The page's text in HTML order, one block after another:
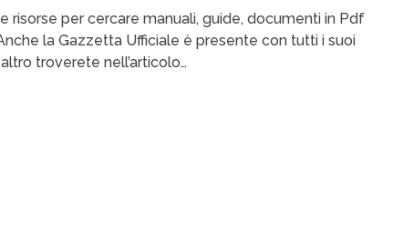
risorse per cercare manuali, guide, documenti in Pdf
la Gazzetta Ufficiale è presente con tutti i suoi
troverete nell’articolo…